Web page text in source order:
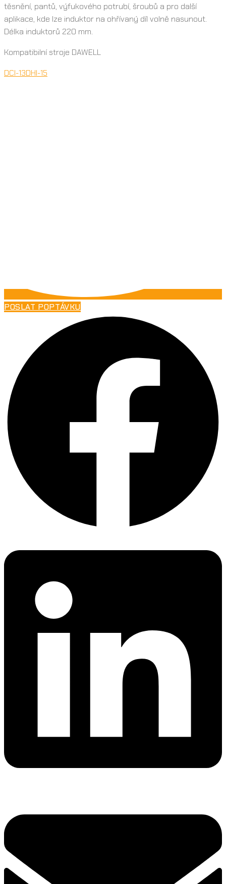
těsnění, pantů, výfukového potrubí, šroubů a pro další
aplikace, kde lze induktor na ohřívaný díl volně nasunout.
Délka induktorů 220 mm.
Kompatibilní stroje DAWELL
DCI-13DHI-15
POSLAT POPTÁVKU